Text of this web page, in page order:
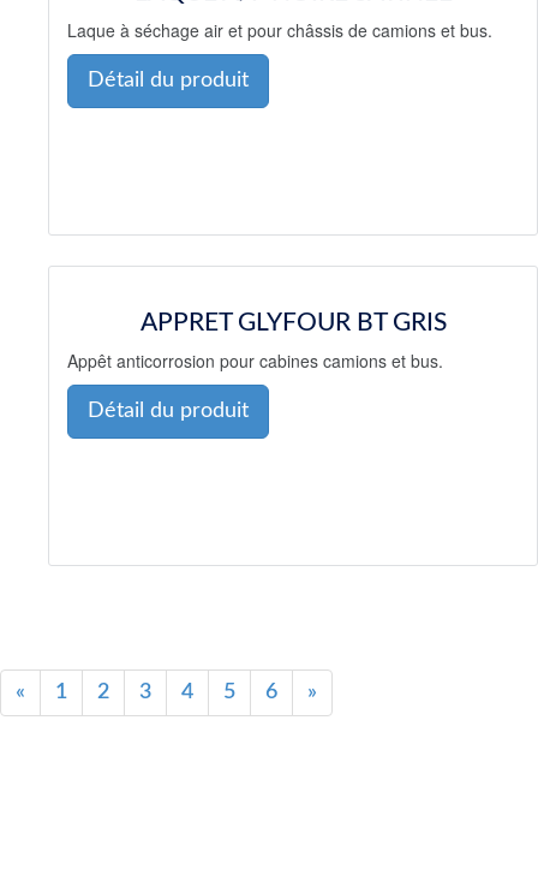
Laque à séchage air et pour châssis de camions et bus.
Détail du produit
APPRET GLYFOUR BT GRIS
Appêt anticorrosion pour cabines camions et bus.
Détail du produit
« 1 2 3 4 5 6 »